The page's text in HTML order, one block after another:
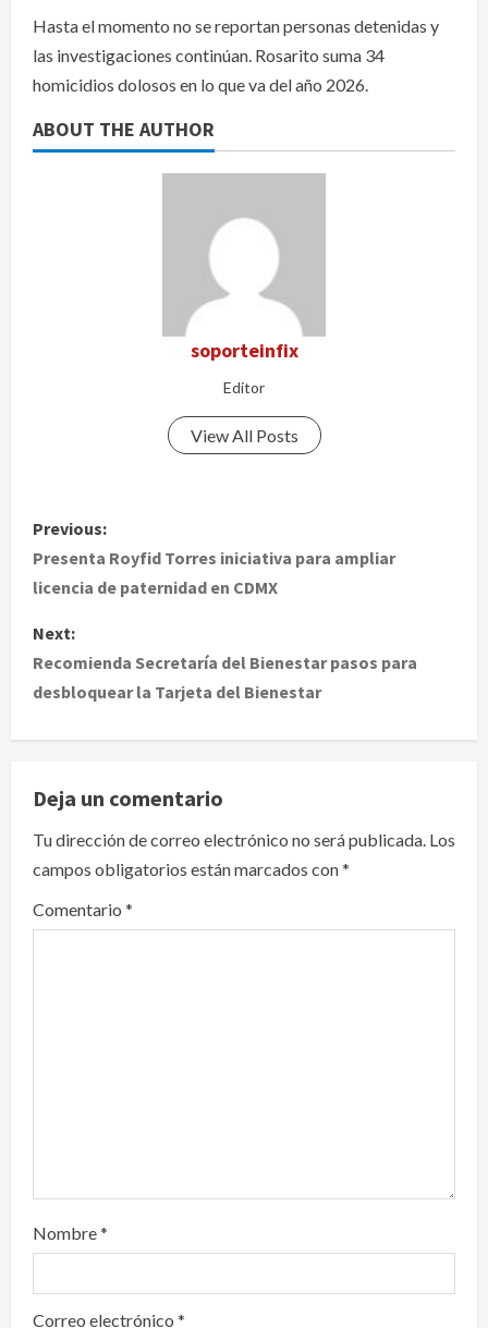
Hasta el momento no se reportan personas detenidas y
las investigaciones continúan. Rosarito suma 34
homicidios dolosos en lo que va del año 2026.
ABOUT THE AUTHOR
soporteinfix
Editor
View All Posts
P
o
t
n
a
v
i
g
a
Previous:
Presenta Royfid Torres iniciativa para ampliar
licencia de paternidad en CDMX
Next:
Recomienda Secretaría del Bienestar pasos para
desbloquear la Tarjeta del Bienestar
Deja un comentario
Tu dirección de correo electrónico no será publicada. Los
campos obligatorios están marcados con*
Comentario *
Nombre*
Correo electrónico *